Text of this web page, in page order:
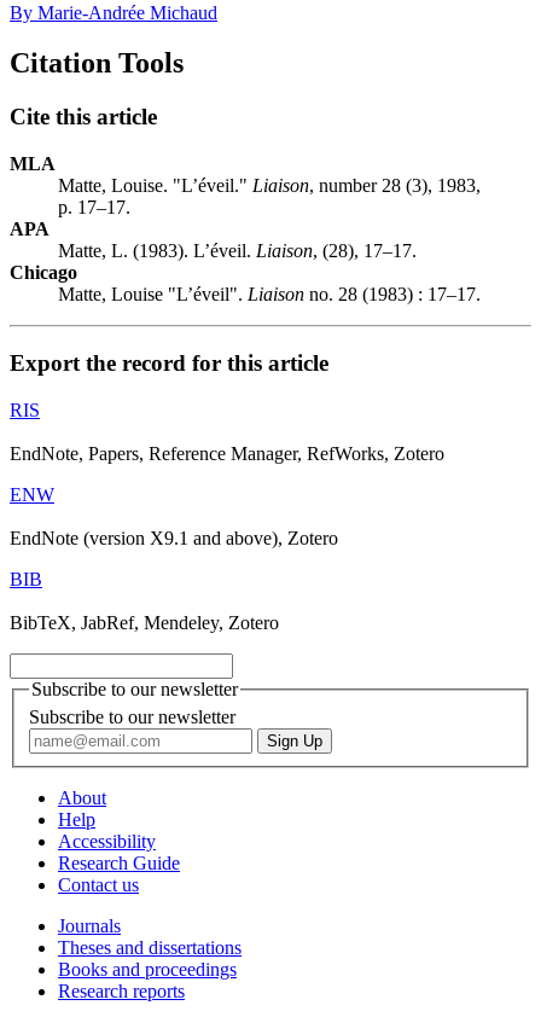
By Marie-Andrée Michaud
Citation Tools
Cite this article
MLA
Matte, Louise. "L’éveil." Liaison, number 28 (3), 1983,
p. 17–17.
APA
Matte, L. (1983). L’éveil. Liaison, (28), 17–17.
Chicago
Matte, Louise "L’éveil". Liaison no. 28 (1983) : 17–17.
Export the record for this article
RIS
EndNote, Papers, Reference Manager, RefWorks, Zotero
ENW
EndNote (version X9.1 and above), Zotero
BIB
BibTeX, JabRef, Mendeley, Zotero
Subscribe to our newsletter
Subscribe to our newsletter
About
Help
Accessibility
Research Guide
Contact us
Journals
Theses and dissertations
Books and proceedings
Research reports